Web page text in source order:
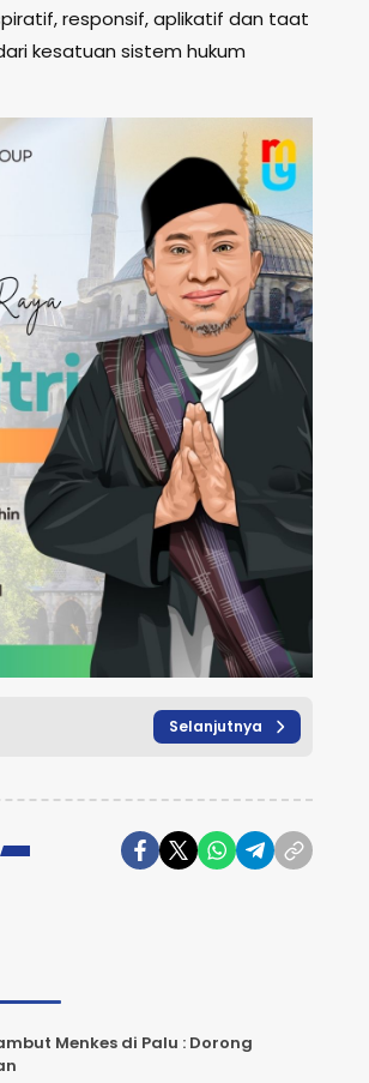
responsif, aplikatif dan taat
kesatuan sistem hukum
Selanjutnya
Menkes di Palu : Dorong